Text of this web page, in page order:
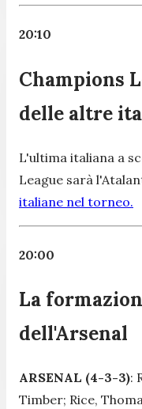
20:10
Champions
delle altre
L'ultima italiana a
League sarà
italiane nel torneo.
20:00
La
dell'Arsenal
ARSENAL (4-3-3):
Timber; Rice,